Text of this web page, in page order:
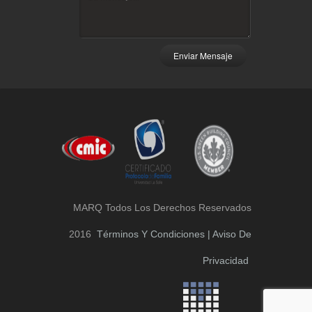
Enviar Mensaje
MARQ Todos Los Derechos Reservados
2016 Términos Y Condiciones | Aviso De
Privacidad